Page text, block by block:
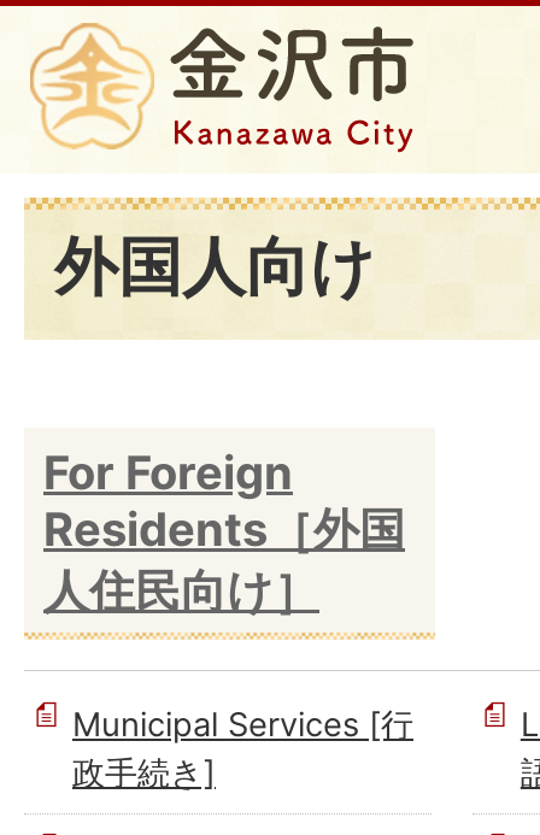
外国人向け
For Foreign
Residents［外国
人住民向け］
Municipal Services [行
政手続き]